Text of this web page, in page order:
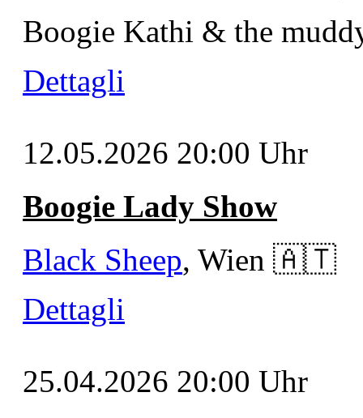
Boogie Kathi & the
Dettagli
12.05.2026 20:00 Uhr
Boogie Lady Show
Black Sheep, Wien 🇦🇹
Dettagli
25.04.2026 20:00 Uhr